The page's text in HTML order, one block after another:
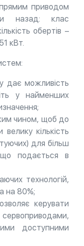
приводом
назад: клас
обертів –
кВт.
дає можливість
у найменших
чином, щоб до
кількість
для більш
що подається в
технологій,
на 80%;
керувати
доступними